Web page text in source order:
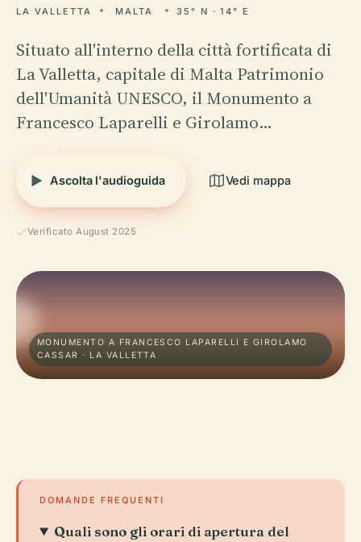
LA VALLETTA MALTA 35° N · 14° E
Situato all'interno della città fortificata di
La Valletta, capitale di Malta Patrimonio
dell'Umanità UNESCO, il Monumento a
Francesco Laparelli e Girolamo…
Ascolta l'audioguida Vedi mappa
Verificato August 2025
MONUMENTO A FRANCESCO LAPARELLI E GIROLAMO
CASSAR · LA VALLETTA
DOMANDE FREQUENTI
Quali sono gli orari di apertura del